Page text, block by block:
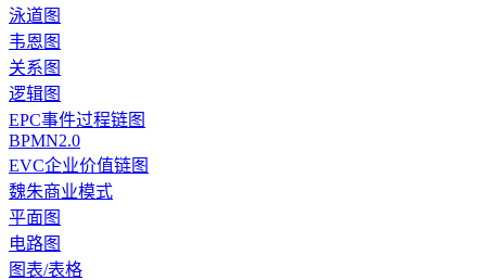
泳道图
韦恩图
关系图
逻辑图
EPC事件过程链图
BPMN2.0
EVC企业价值链图
魏朱商业模式
平面图
电路图
图表/表格